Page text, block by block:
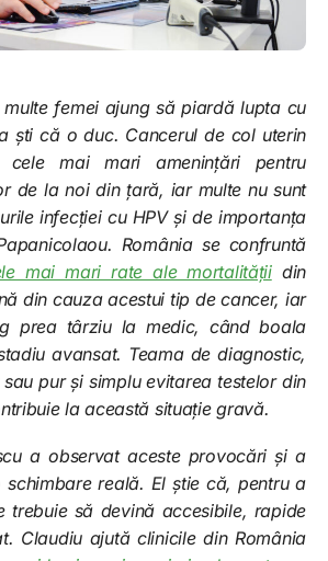
multe femei ajung să piardă lupta cu
ști că o duc. Cancerul de col uterin
mai mari amenințări pentru
de la noi din țară, iar multe nu sunt
infecției cu HPV și de importanța
România se confruntă
mai mari rate ale mortalitățiidin
din cauza acestui tip de cancer, iar
prea târziu la medic, când boala
avansat. Teama de diagnostic,
pur și simplu evitarea testelor din
la această situație gravă.
a observat aceste provocări și a
reală. El știe că, pentru a
trebuie să devină accesibile, rapide
Claudiu ajută clinicile din România